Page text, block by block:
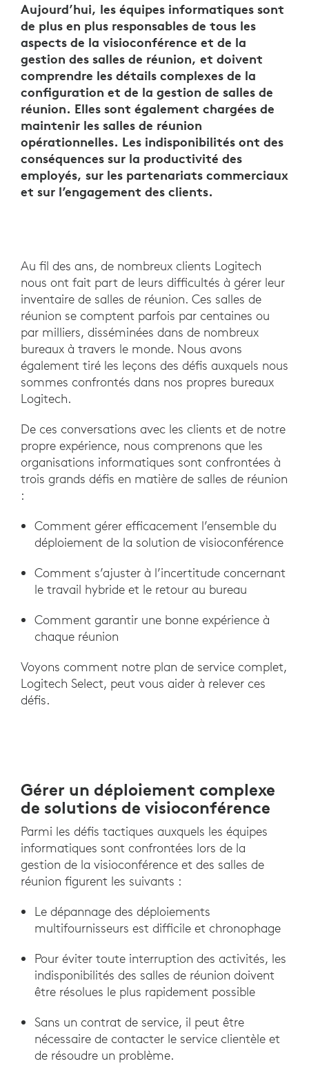
Aujourd’hui, les équipes informatiques sont
de plus en plus responsables de tous les
aspects de la visioconférence et de la
gestion des salles de réunion, et doivent
comprendre les détails complexes de la
configuration et de la gestion de salles de
réunion. Elles sont également chargées de
maintenir les salles de réunion
opérationnelles. Les indisponibilités ont des
conséquences sur la productivité des
employés, sur les partenariats commerciaux
et sur l’engagement des clients.
Au fil des ans, de nombreux clients Logitech
nous ont fait part de leurs difficultés à gérer leur
inventaire de salles de réunion. Ces salles de
réunion se comptent parfois par centaines ou
par milliers, disséminées dans de nombreux
bureaux à travers le monde. Nous avons
également tiré les leçons des défis auxquels nous
sommes confrontés dans nos propres bureaux
Logitech.
De ces conversations avec les clients et de notre
propre expérience, nous comprenons que les
organisations informatiques sont confrontées à
trois grands défis en matière de salles de réunion
:
Comment gérer efficacement l’ensemble du
déploiement de la solution de visioconférence
Comment s’ajuster à l’incertitude concernant
le travail hybride et le retour au bureau
Comment garantir une bonne expérience à
chaque réunion
Voyons comment notre plan de service complet,
Logitech Select, peut vous aider à relever ces
défis.
Gérer un déploiement complexe
de solutions de visioconférence
Parmi les défis tactiques auxquels les équipes
informatiques sont confrontées lors de la
gestion de la visioconférence et des salles de
réunion figurent les suivants :
Le dépannage des déploiements
multifournisseurs est difficile et chronophage
Pour éviter toute interruption des activités, les
indisponibilités des salles de réunion doivent
être résolues le plus rapidement possible
Sans un contrat de service, il peut être
nécessaire de contacter le service clientèle et
de résoudre un problème.